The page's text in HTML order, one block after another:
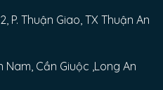
P. Thuận Giao, TX Thuận An
Nam, Cần Giuộc ,Long An